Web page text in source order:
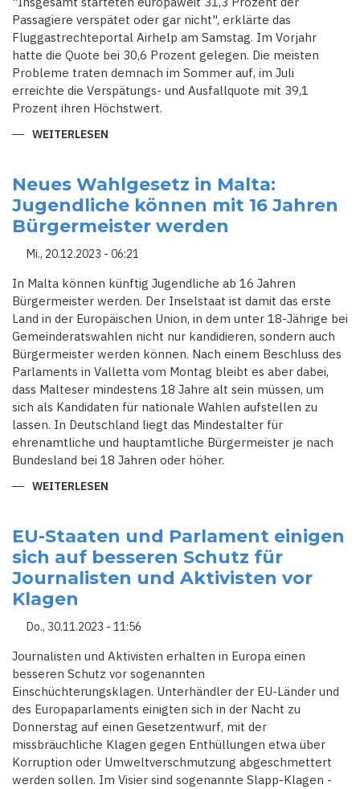
Passagiere verspätet oder gar nicht", erklärte das
Fluggastrechteportal Airhelp am Samstag. Im Vorjahr
hatte die Quote bei 30,6 Prozent gelegen. Die meisten
Probleme traten demnach im Sommer auf, im Juli
erreichte die Verspätungs- und Ausfallquote mit 39,1
Prozent ihren Höchstwert.
WEITERLESEN
2023
PROBLEME
FÜR
FAST
JEDEN
DRITTEN
PASSAGIER
Neues Wahlgesetz in Malta:
Jugendliche können mit 16 Jahren
Bürgermeister werden
Mi., 20.12.2023 - 06:21
In Malta können künftig Jugendliche ab 16 Jahren
Bürgermeister werden. Der Inselstaat ist damit das erste
Land in der Europäischen Union, in dem unter 18-Jährige bei
Gemeinderatswahlen nicht nur kandidieren, sondern auch
Bürgermeister werden können. Nach einem Beschluss des
Parlaments in Valletta vom Montag bleibt es aber dabei,
dass Malteser mindestens 18 Jahre alt sein müssen, um
sich als Kandidaten für nationale Wahlen aufstellen zu
lassen. In Deutschland liegt das Mindestalter für
ehrenamtliche und hauptamtliche Bürgermeister je nach
Bundesland bei 18 Jahren oder höher.
WEITERLESEN
MALTA:
JUGENDLICHE
KÖNNEN
MIT
16
JAHREN
EU-Staaten und Parlament einigen
sich auf besseren Schutz für
Journalisten und Aktivisten vor
Klagen
Do., 30.11.2023 - 11:56
Journalisten und Aktivisten erhalten in Europa einen
besseren Schutz vor sogenannten
Einschüchterungsklagen. Unterhändler der EU-Länder und
des Europaparlaments einigten sich in der Nacht zu
Donnerstag auf einen Gesetzentwurf, mit der
missbräuchliche Klagen gegen Enthüllungen etwa über
Korruption oder Umweltverschmutzung abgeschmettert
werden sollen. Im Visier sind sogenannte Slapp-Klagen -